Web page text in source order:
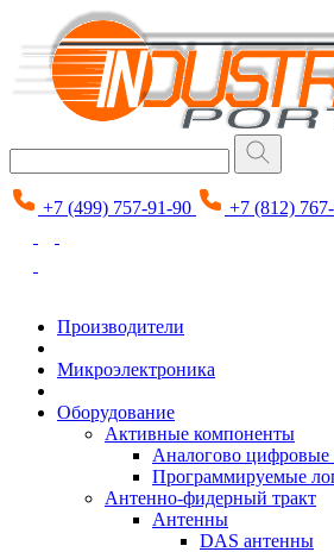
+7 (499) 757-91-90 +7 (812)
Производители
Микроэлектроника
Оборудование
Активные компоненты
Аналогово цифровые
Программируемые
Антенно-фидерный тракт
Антенны
DAS антенны